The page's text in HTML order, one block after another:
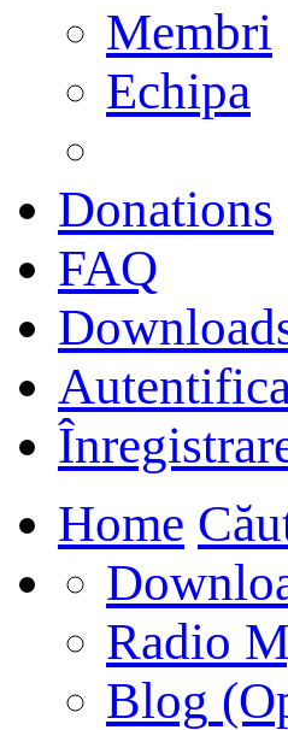
Membri
Echipa
Donations
FAQ
Home
Radio
Blog